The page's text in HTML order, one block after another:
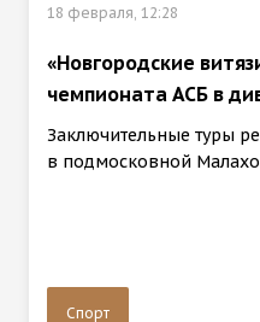
18 февраля, 12:28
«Новгородские
чемпионата АСБ в
Заключительные туры
в подмосковной
Спорт